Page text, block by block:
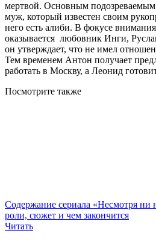
мертвой. Основным
муж, который известен своим
него есть алиби. В фокусе
оказывается любовник Инги,
он утверждает, что не имел
Тем временем Антон получает
работать в Москву, а Леонид
Посмотрите также
Содержание сериала «Несмотря ни
роли, сюжет и чем закончится
Читать